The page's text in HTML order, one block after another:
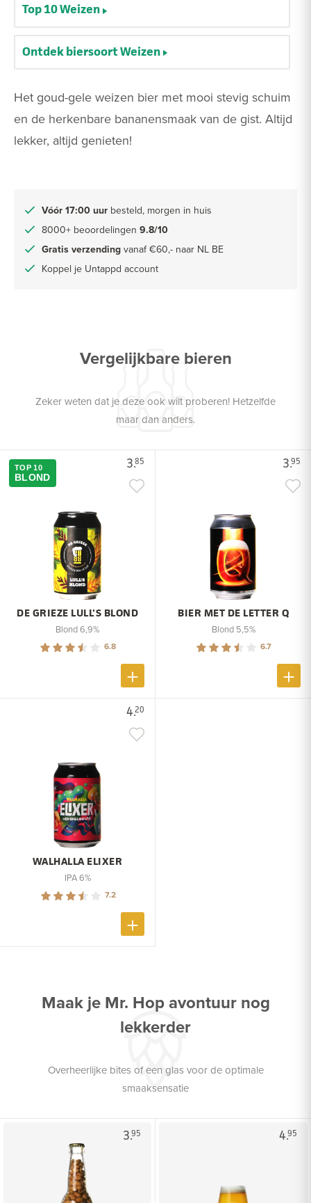
Het goud-gele weizen bier met mooi stevig schuim
en de herkenbare bananensmaak van de gist. Altijd
lekker, altijd genieten!
Vóór 17:00 uur besteld, morgen in huis
8000+ beoordelingen 9.8/10
Gratis verzending vanaf €60,- naar NL BE
Koppel je Untappd account
Top 10 Weizen
Ontdek biersoort Weizen
Vergelijkbare bieren
Zeker weten dat je deze ook wilt proberen! Hetzelfde
maar dan anders.
3.85
TOP 10
BLOND
DE GRIEZE LULL'S BLOND
Blond 6,9%
6.8
3.95
BIER MET DE LETTER Q
Blond 5,5%
6.7
4.20
WALHALLA ELIXER
IPA 6%
7.2
Maak je Mr. Hop avontuur nog
lekkerder
Overheerlijke bites of een glas voor de optimale
smaaksensatie
3.95 4.95